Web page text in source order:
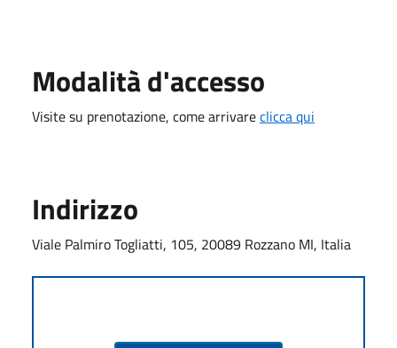
Modalità d'accesso
Visite su prenotazione, come arrivareclicca qui
Indirizzo
Viale Palmiro Togliatti, 105, 20089 Rozzano MI, Italia